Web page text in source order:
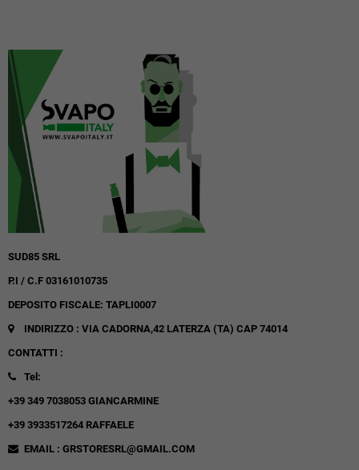
SUD85 SRL
P.I / C.F 03161010735
DEPOSITO FISCALE: TAPLI0007
INDIRIZZO : VIA CADORNA,42 LATERZA (TA) CAP 74014
CONTATTI :
Tel:
+39 349 7038053 GIANCARMINE
+39 3933517264 RAFFAELE
EMAIL : GRSTORESRL@GMAIL.COM